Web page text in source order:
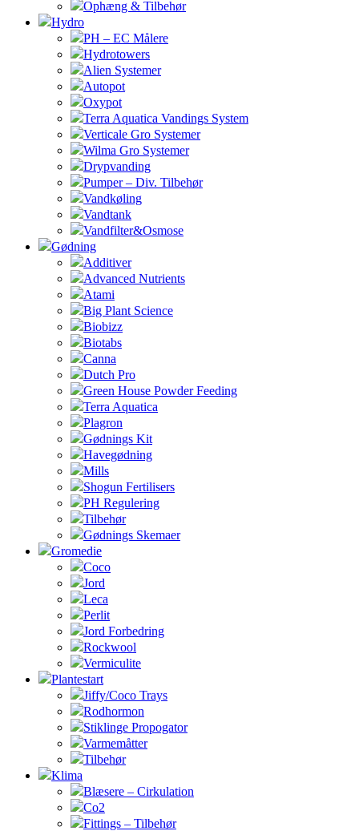
Ophæng & Tilbehør
Hydro
PH – EC Målere
Hydrotowers
Alien Systemer
Autopot
Oxypot
Terra Aquatica Vandings System
Verticale Gro Systemer
Wilma Gro Systemer
Drypvanding
Pumper – Div. Tilbehør
Vandkøling
Vandtank
Vandfilter&Osmose
Gødning
Additiver
Advanced Nutrients
Atami
Big Plant Science
Biobizz
Biotabs
Canna
Dutch Pro
Green House Powder Feeding
Terra Aquatica
Plagron
Gødnings Kit
Havegødning
Mills
Shogun Fertilisers
PH Regulering
Tilbehør
Gødnings Skemaer
Gromedie
Coco
Jord
Leca
Perlit
Jord Forbedring
Rockwool
Vermiculite
Plantestart
Jiffy/Coco Trays
Rodhormon
Stiklinge Propogator
Varmemåtter
Tilbehør
Klima
Blæsere – Cirkulation
Co2
Fittings – Tilbehør